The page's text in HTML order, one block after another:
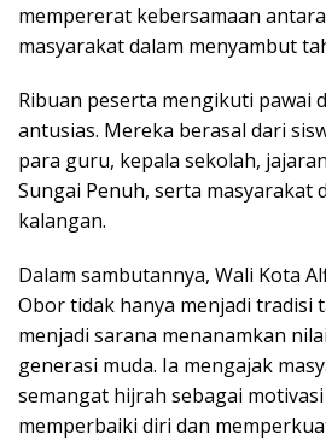
mempererat kebersamaan
masyarakat dalam menyambut
Ribuan peserta mengikuti pawai
antusias. Mereka berasal dari
para guru, kepala sekolah,
Sungai Penuh, serta masyarakat
kalangan.
Dalam sambutannya, Wali Kota
Obor tidak hanya menjadi tradisi
menjadi sarana menanamkan
generasi muda. Ia mengajak
semangat hijrah sebagai
memperbaiki diri dan